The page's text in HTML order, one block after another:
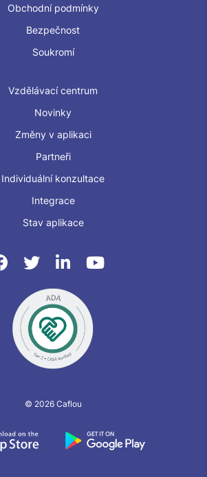
Obchodní podmínky
Bezpečnost
Soukromí
Vzdělávací centrum
Novinky
Změny v aplikaci
Partneři
Individuální konzultace
Integrace
Stav aplikace
© 2026 Caflou